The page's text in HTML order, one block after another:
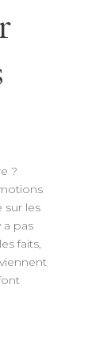
?
sur les
a pas
faits,